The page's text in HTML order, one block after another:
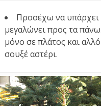
Προσέχω να
μεγαλώνει προς τα
μόνο σε πλάτος και
σουξέ αστέρι.